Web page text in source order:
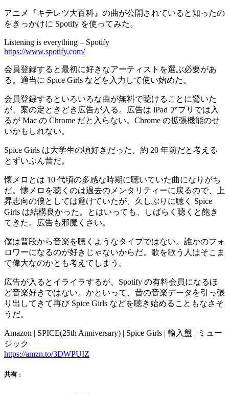
アニメ『キテレツ大百科』の曲が公開されていると知ったの
をきっかけに Spotify を使ってみた。
Listening is everything – Spotify
https://www.spotify.com/
会員登録すると最初に好きなアーティストを選ぶ必要があ
る。適当に Spice Girls などを入力して使い始めた。
会員登録するといろいろな曲が無料で聴けることに驚いた
が、案の定ときどき広告が入る。広告は iPad アプリでは入
るが Mac の Chrome だと入らない。Chrome の拡張機能のせ
いかもしれない。
Spice Girls は大学生の頃好きだった。約 20 年前だと考える
とずいぶん昔だ。
懐メロとは 10 代頃の多感な時期に聴いていた曲になりがち
だ。懐メロを聴くのは過去のメンタリティーに戻るので、上
昇志向の僕としては避けていたが、久しぶりに聴く Spice
Girls は結構良かった。とはいっても、しばらく聴くと飽き
てきた。広告も邪魔くさい。
僕は普段から音楽を聴くようなタイプではない。誰かのフォ
ロワーになるのが好きじゃないからだ。歌を歌う人はそこま
で偉大なのかとも考えてしまう。
広告が入るとイライラするが、Spotify の有料会員になるほ
ど音楽好きではない。かといって、昔の音楽データを引っ張
り出してきて再び Spice Girls などを聴き始めることもなさそ
うだ。
Amazon | SPICE(25th Anniversary) | Spice Girls | 輸入盤 | ミュー
ジック
https://amzn.to/3DWPUIZ
共有 :